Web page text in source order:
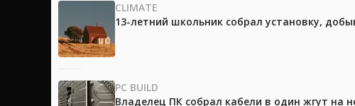
CLIMATE
13-летний школьник собрал установку,
PC BUILD
Владелец ПК собрал кабели в один жгут на